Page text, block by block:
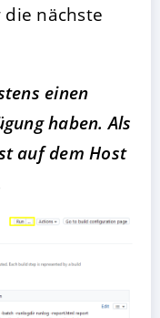
nächste
einen
haben. Als
auf dem Host